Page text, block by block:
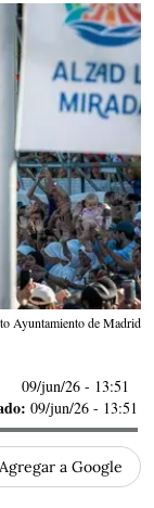
Ayuntamiento de Madrid
09/jun/26 - 13:51
09/jun/26 - 13:51
Agregar a Google